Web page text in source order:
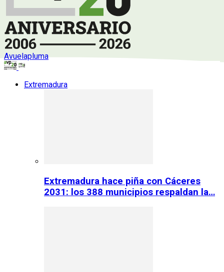
Avuelapluma
Extremadura
Extremadura hace piña con Cáceres
2031: los 388 municipios respaldan la…